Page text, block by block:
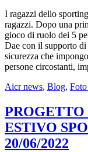
I ragazzi dello
ragazzi. Dopo una
gioco di ruolo dei 5
Dae con il supporto
sicurezza che
persone circostanti,
Aicr news, Blog,
ESTIVO
20/06/2022